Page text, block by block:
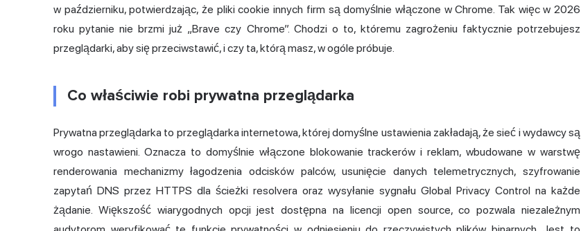
w październiku, potwierdzając, że pliki cookie innych firm są domyślnie włączone w Chrome. Tak więc w 2026
roku pytanie nie brzmi już „Brave czy Chrome”. Chodzi o to, któremu zagrożeniu faktycznie potrzebujesz
przeglądarki, aby się przeciwstawić, i czy ta, którą masz, w ogóle próbuje.
Co właściwie robi prywatna przeglądarka
Prywatna przeglądarka to przeglądarka internetowa, której domyślne ustawienia zakładają, że sieć i wydawcy są
wrogo nastawieni. Oznacza to domyślnie włączone blokowanie trackerów i reklam, wbudowane w warstwę
renderowania mechanizmy łagodzenia odcisków palców, usunięcie danych telemetrycznych, szyfrowanie
zapytań DNS przez HTTPS dla ścieżki resolvera oraz wysyłanie sygnału Global Privacy Control na każde
żądanie. Większość wiarygodnych opcji jest dostępna na licencji open source, co pozwala niezależnym